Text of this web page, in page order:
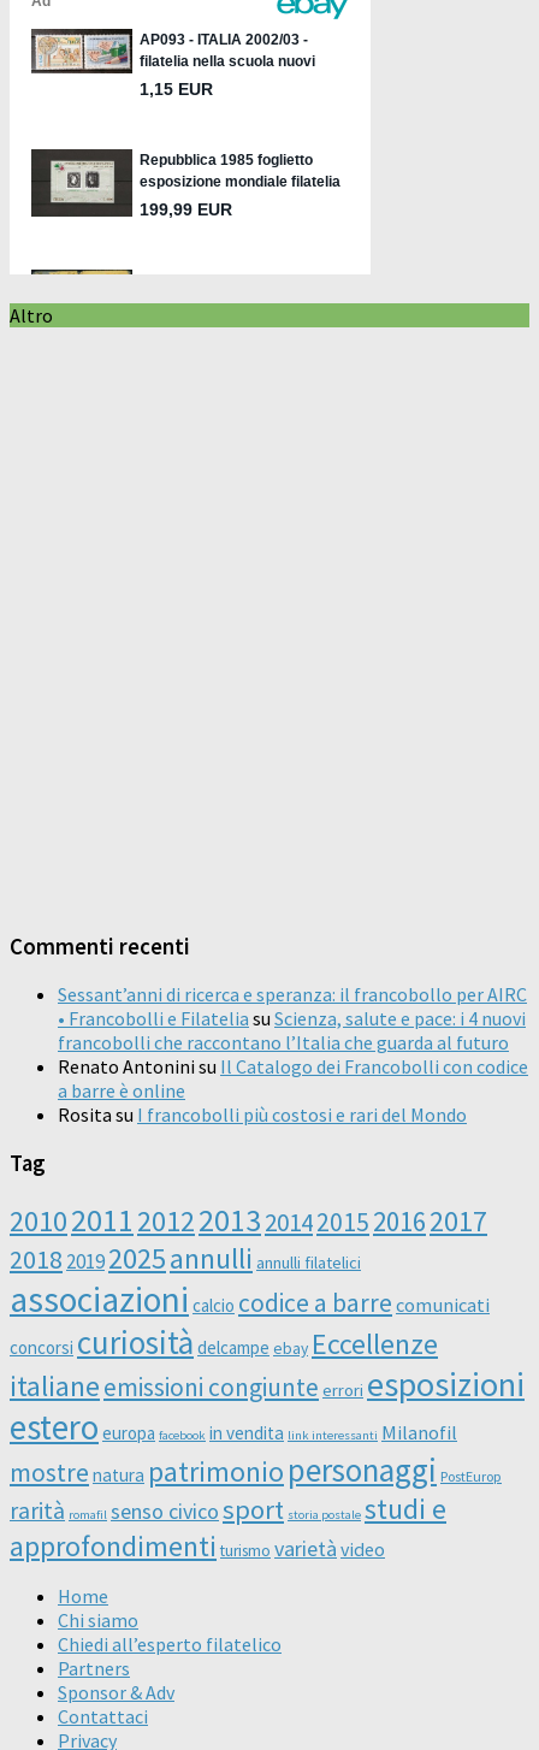
Altro
Commenti recenti
Sessant’anni di ricerca e speranza: il francobollo per AIRC
• Francobolli e Filatelia su Scienza, salute e pace: i 4 nuovi
francobolli che raccontano l’Italia che guarda al futuro
Renato Antonini su Il Catalogo dei Francobolli con codice
a barre è online
Rosita su I francobolli più costosi e rari del Mondo
Tag
20102011201220132014201520162017
2018 20192025annulli annulli filatelici
associazioni calcio codice a barre comunicati
concorsi curiosità delcampe ebay Eccellenze
italianeemissioni congiunte errori esposizioni
estero europa facebook in vendita link interessanti Milanofil
mostre natura patrimonio personaggi PostEurop
rarità romafil senso civicosport storia postale studi e
approfondimenti turismo varietà video
Home
Chi siamo
Chiedi all’esperto filatelico
Partners
Sponsor & Adv
Contattaci
Privacy